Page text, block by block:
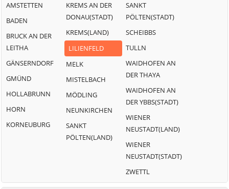
AMSTETTEN
BADEN
BRUCK AN DER
LEITHA
GÄNSERNDORF
GMÜND
HOLLABRUNN
HORN
KORNEUBURG
KREMS AN DER
DONAU(STADT)
KREMS(LAND)
LILIENFELD
MELK
MISTELBACH
MÖDLING
NEUNKIRCHEN
SANKT
PÖLTEN(LAND)
SANKT
PÖLTEN(STADT)
SCHEIBBS
TULLN
WAIDHOFEN AN
DER THAYA
WAIDHOFEN AN
DER YBBS(STADT)
WIENER
NEUSTADT(LAND)
WIENER
NEUSTADT(STADT)
ZWETTL